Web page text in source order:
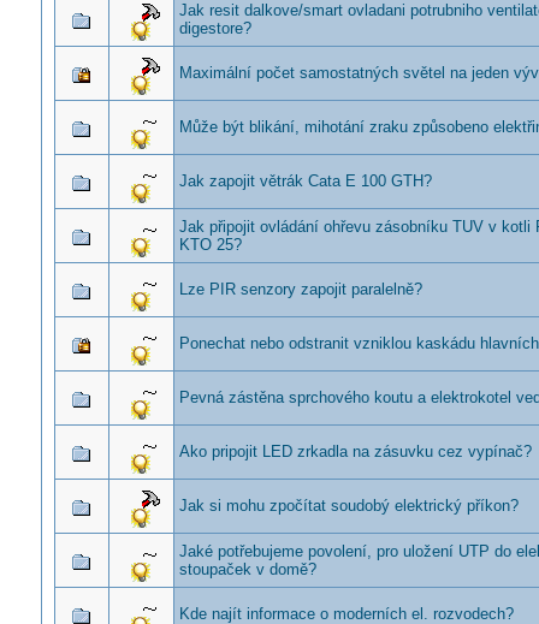
Jak resit dalkove/smart ovladani potrubniho
digestore?
Maximální počet samostatných světel na jeden
Může být blikání, mihotání zraku způsobeno
Jak zapojit větrák Cata E 100 GTH?
Jak připojit ovládání ohřevu zásobníku TUV v kotli
KTO 25?
Lze PIR senzory zapojit paralelně?
Ponechat nebo odstranit vzniklou kaskádu
Pevná zástěna sprchového koutu a elektrokotel
Ako pripojit LED zrkadla na zásuvku cez vypínač?
Jak si mohu zpočítat soudobý elektrický příkon?
Jaké potřebujeme povolení, pro uložení UTP do
stoupaček v domě?
Kde najít informace o moderních el. rozvodech?